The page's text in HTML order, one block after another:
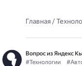
Главная/
Вопрос из Яндекс
#Технологии